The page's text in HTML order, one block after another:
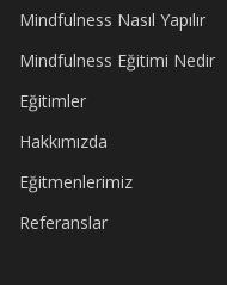
Mindfulness Nasıl Yapılır
Mindfulness Eğitimi Nedir
Eğitimler
Hakkımızda
Eğitmenlerimiz
Referanslar